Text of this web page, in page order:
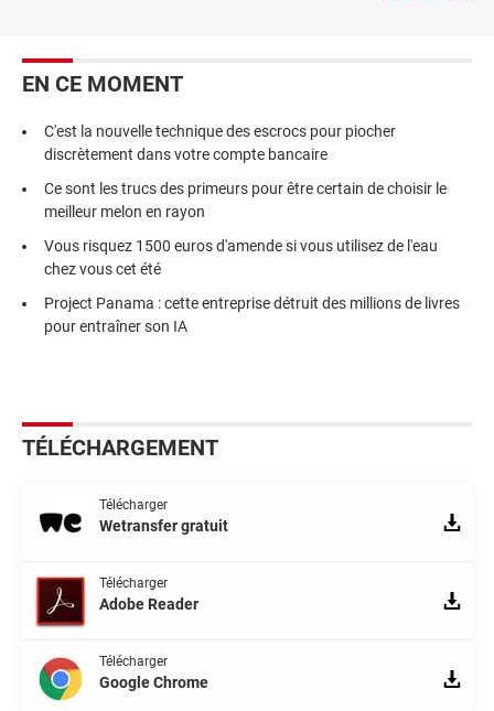
EN CE MOMENT
C'est la nouvelle technique des escrocs pour piocher
discrètement dans votre compte bancaire
Ce sont les trucs des primeurs pour être certain de choisir le
meilleur melon en rayon
Vous risquez 1500 euros d'amende si vous utilisez de l'eau
chez vous cet été
Project Panama : cette entreprise détruit des millions de livres
pour entraîner son IA
TÉLÉCHARGEMENT
Télécharger
Wetransfer gratuit
Télécharger
Adobe Reader
Télécharger
Google Chrome